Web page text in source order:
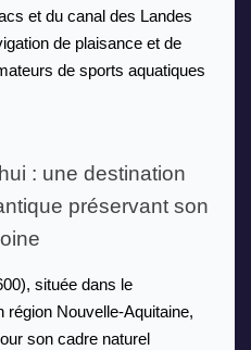
et du canal des Landes
de plaisance et de
de sports aquatiques
: une destination
préservant son
située dans le
région Nouvelle-Aquitaine,
son cadre naturel